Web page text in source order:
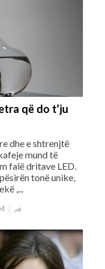
që do t'ju
dhe e shtrenjtë
mund të
falë dritave LED.
tonë unike,
,...
